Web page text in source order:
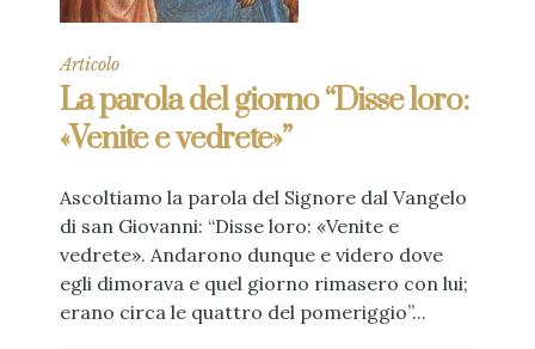
Articolo
La parola del giorno “Disse loro:
«Venite e vedrete»”
Ascoltiamo la parola del Signore dal Vangelo
di san Giovanni: “Disse loro: «Venite e
vedrete». Andarono dunque e videro dove
egli dimorava e quel giorno rimasero con lui;
erano circa le quattro del pomeriggio”...